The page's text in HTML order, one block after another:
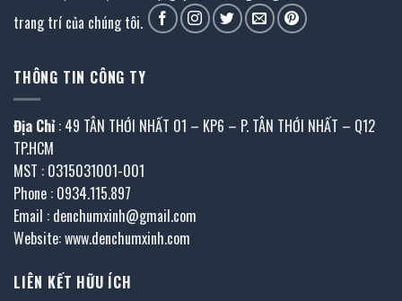
trang trí của chúng tôi.
THÔNG TIN CÔNG TY
Địa Chỉ : 49 TÂN THỚI NHẤT 01 – KP6 – P. TÂN THỚI NHẤT – Q12
TP.HCM
MST : 0315031001-001
Phone : 0934.115.897
Email : denchumxinh@gmail.com
Website: www.denchumxinh.com
LIÊN KẾT HỮU ÍCH